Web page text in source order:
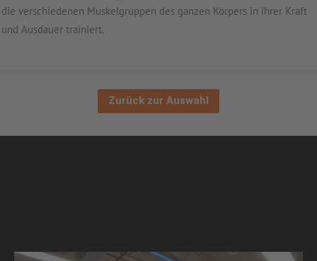
die verschiedenen Muskelgruppen des ganzen Körpers in ihrer Kraft
und Ausdauer trainiert.
Zurück zur Auswahl